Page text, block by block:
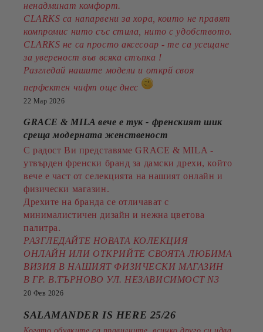
ненадминат комфорт.
CLARKS са напарвени за хора, които не правят
компромис нито със стила, нито с удобството.
CLARKS не са просто аксесоар - те са усещане
за увереност във всяка стъпка !
Разгледай нашите модели и открй своя
перфектен чифт още днес
22 Мар 2026
GRACE & MILA вече е тук - френският шик
среща модерната женственост
С радост Ви представяме GRACE & MILA -
утвърден френски бранд за дамски дрехи, който
вече е част от селекцията на нашият онлайн и
физически магазин.
Дрехите на бранда се отличават с
минималистичен дизайн и нежна цветова
палитра.
РАЗГЛЕДАЙТЕ НОВАТА КОЛЕКЦИЯ
ОНЛАЙН ИЛИ ОТКРИЙТЕ СВОЯТА ЛЮБИМА
ВИЗИЯ В НАШИЯТ ФИЗИЧЕСКИ МАГАЗИН
В ГР. В.ТЪРНОВО УЛ. НЕЗАВИСИМОСТ N3
20 Фев 2026
SALAMANDER IS HERE 25/26